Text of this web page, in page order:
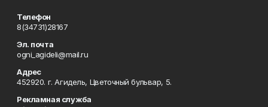
Телефон
8(34731)28167
Эл. почта
ogni_agideli@mail.ru
Адрес
452920. г. Агидель, Цветочный бульвар, 5.
Рекламная служба